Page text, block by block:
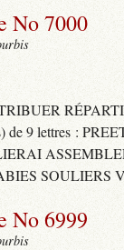
No 7000
9 lettres :
SOULIERS
No 6999